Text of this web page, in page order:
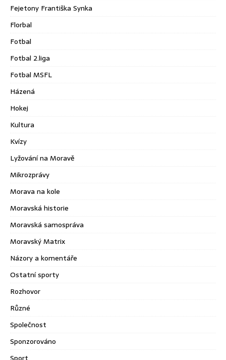
Fejetony Františka Synka
Florbal
Fotbal
Fotbal 2.liga
Fotbal MSFL
Házená
Hokej
Kultura
Kvízy
Lyžování na Moravě
Mikrozprávy
Morava na kole
Moravská historie
Moravská samospráva
Moravský Matrix
Názory a komentáře
Ostatní sporty
Rozhovor
Různé
Společnost
Sponzorováno